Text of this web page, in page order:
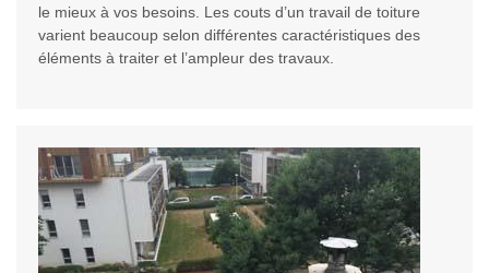
le mieux à vos besoins. Les couts d’un travail de toiture
varient beaucoup selon différentes caractéristiques des
éléments à traiter et l’ampleur des travaux.